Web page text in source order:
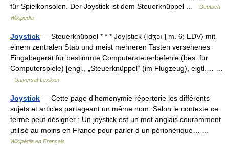
für Spielkonsolen. Der Joystick ist dem Steuerknüppel …
Deutsch
Wikipedia
Joystick — Steuerknüppel * * * Joy|stick 〈[dʒɔı ] m. 6; EDV〉 mit
einem zentralen Stab und meist mehreren Tasten versehenes
Eingabegerät für bestimmte Computersteuerbefehle (bes. für
Computerspiele) [engl., „Steuerknüppel“ (im Flugzeug), eigtl.… …
Universal-Lexikon
Joystick — Cette page d’homonymie répertorie les différents
sujets et articles partageant un même nom. Selon le contexte ce
terme peut désigner : Un joystick est un mot anglais couramment
utilisé au moins en France pour parler d un périphérique… …
Wikipédia en Français